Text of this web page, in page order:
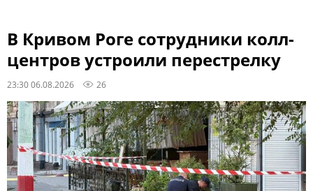
В Кривом Роге сотрудники колл-
центров устроили перестрелку
23:30 06.08.2026 26